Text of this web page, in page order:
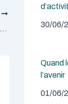
L’asbl humanitas vzw au 2 ème festival des droits de l’homme au féminin (2023) 30/06/
Quand
l’avenir
01/06/